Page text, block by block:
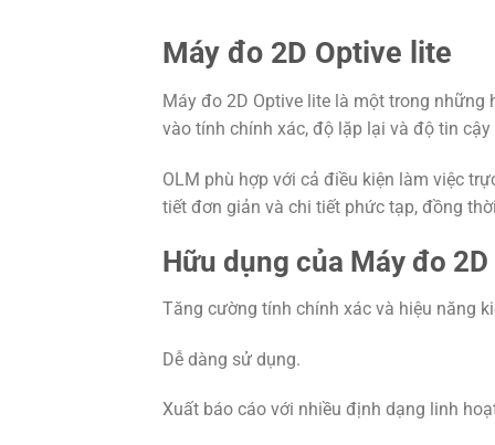
Máy đo 2D Optive lite
Máy đo 2D Optive lite là một trong
vào tính chính xác, độ lặp lại và độ tin
OLM phù hợp với cả điều kiện làm việc
tiết đơn giản và chi tiết phức tạp, đồng
Hữu dụng của Máy đo
Tăng cường tính chính xác và hiệu năng
Dễ dàng sử dụng.
Xuất báo cáo với nhiều định dạng linh